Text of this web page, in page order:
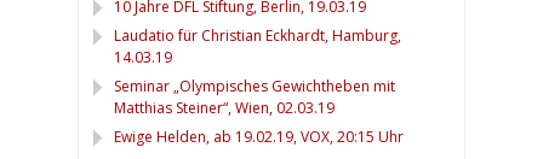
10 Jahre DFL Stiftung, Berlin, 19.03.19
Laudatio für Christian Eckhardt, Hamburg,
14.03.19
Seminar „Olympisches Gewichtheben mit
Matthias Steiner“, Wien, 02.03.19
Ewige Helden, ab 19.02.19, VOX, 20:15 Uhr